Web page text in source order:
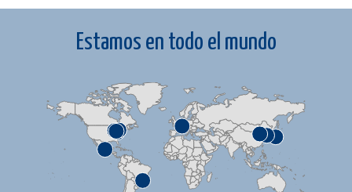
Estamos en todo el mundo